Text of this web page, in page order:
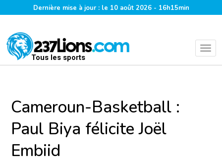
Dernière mise à jour : le 10 août 2026 - 16h15min
Tous les sports
Cameroun-Basketball :
Paul Biya félicite Joël
Embiid